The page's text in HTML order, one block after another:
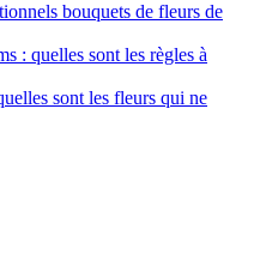
bouquets de fleurs de
: quelles sont les règles à
sont les fleurs qui ne